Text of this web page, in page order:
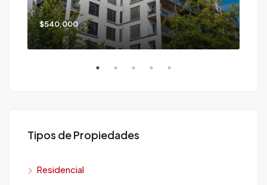
$540,000
Tipos de Propiedades
Residencial